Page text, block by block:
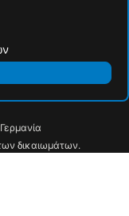
δικαιωμάτων.